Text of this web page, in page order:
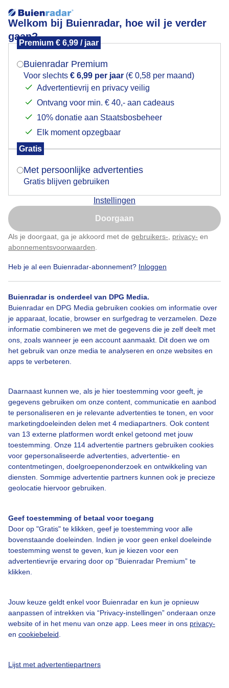
Welkom bij Buienradar, hoe wil je verder
gaan?
Premium € 6,99 / jaar
Buienradar Premium
Voor slechts € 6,99 per jaar (€ 0,58 per maand)
Advertentievrij en privacy veilig
Ontvang voor min. € 40,- aan cadeaus
10% donatie aan Staatsbosbeheer
Elk moment opzegbaar
Gratis
Met persoonlijke advertenties
Gratis blijven gebruiken
Instellingen
Doorgaan
Als je doorgaat, ga je akkoord met de gebruikers- privacy- en
abonnementsvoorwaarden
Heb je al een Buienradar-abonnement? Inloggen
Buienradar is onderdeel van DPG Media.
Buienradar en DPG Media gebruiken cookies om informatie over
je apparaat, locatie, browser en surfgedrag te verzamelen. Deze
informatie combineren we met de gegevens die je zelf deelt met
ons, zoals wanneer je een account aanmaakt. Dit doen we om
het gebruik van onze media te analyseren en onze websites en
apps te verbeteren.
Daarnaast kunnen we, als je hier toestemming voor geeft, je
gegevens gebruiken om onze content, communicatie en aanbod
te personaliseren en je relevante advertenties te tonen, en voor
marketingdoeleinden delen met 4 mediapartners. Ook content
van 13 externe platformen wordt enkel getoond met jouw
toestemming. Onze 114 advertentie partners gebruiken cookies
voor gepersonaliseerde advertenties, advertentie- en
contentmetingen, doelgroepenonderzoek en ontwikkeling van
diensten. Sommige advertentie partners kunnen ook je precieze
geolocatie hiervoor gebruiken.
Geef toestemming of betaal voor toegang
Door op "Gratis" te klikken, geef je toestemming voor alle
bovenstaande doeleinden. Indien je voor geen enkel doeleinde
toestemming wenst te geven, kun je kiezen voor een
advertentievrije ervaring door op “Buienradar Premium” te
klikken.
Jouw keuze geldt enkel voor Buienradar en kun je opnieuw
aanpassen of intrekken via “Privacy-instellingen” onderaan onze
website of in het menu van onze app. Lees meer in ons privacy-
en cookiebeleid
Lijst met advertentiepartners
Prachtig weer, met mooie blauwe lucht
Harderwijk! De lucht is strakblauw met slechts een
paar schapenwolkjes die voorbij drijven. Perfect weer
voor de Chinook die laag over het terrein vliegt en
steeds weer landt. De heldere omstandigheden maken
dit een schitterend schouwspel van natuur en
luchtvaart.
Weerfoto Herfst Zon
Een moment geduld aub...
Over Buienradar
Bedrijfsgegevens
Veelgestelde vragen
Toegankelijkheid
Gebruikersvoorwaarden
Adverteren
Privacy beleid
Mogen we je locatie gebruiken voor het
Indien je hier nog geen akkoord op hebt gegeven,
verschijnt er zo een pop-up uit je browser waarin
Is goed, toon de popup
Nu niet, misschien later
Klik hierom dit aan te passen